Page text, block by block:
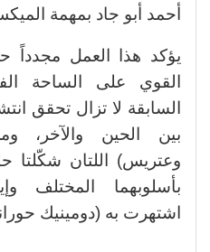
أحمد أبو جاد بمهمة
يؤكد هذا العمل مجدداً
القوي على الساحة
السابقة لا تزال تحقق
بين الحين والآخر،
وعتريس) اللتان شكّلتا
بأسلوبهما المختلف
اشتهرت به (دومينيك